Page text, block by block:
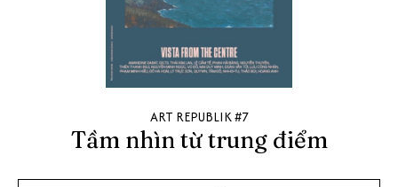
ART REPUBLIK #7
Tầm nhìn từ trung điểm